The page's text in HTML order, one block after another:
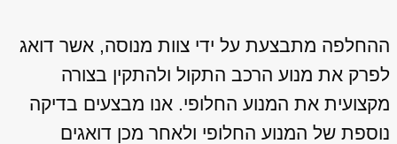
ההחלפה מתבצעת על ידי צוות מנוסה, אשר דואג
לפרק את מנוע הרכב התקול ולהתקין בצורה
מקצועית את המנוע החלופי. אנו מבצעים בדיקה
נוספת של המנוע החלופי ולאחר מכן דואגים